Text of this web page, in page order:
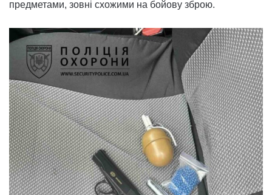
предметами, зовні схожими на бойову зброю.